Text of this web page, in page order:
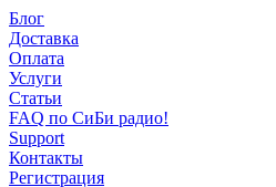
Блог
Доставка
Оплата
Услуги
Статьи
FAQ по СиБи радио!
Support
Контакты
Регистрация